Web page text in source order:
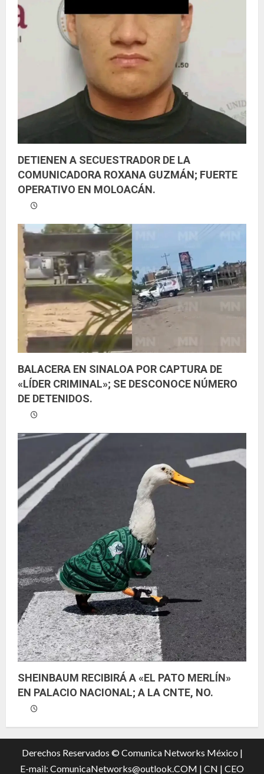
DETIENEN A SECUESTRADOR DE LA
COMUNICADORA ROXANA GUZMÁN; FUERTE
OPERATIVO EN MOLOACÁN.
BALACERA EN SINALOA POR CAPTURA DE
«LÍDER CRIMINAL»; SE DESCONOCE NÚMERO
DE DETENIDOS.
SHEINBAUM RECIBIRÁ A «EL PATO MERLÍN»
EN PALACIO NACIONAL; A LA CNTE, NO.
Derechos Reservados © Comunica Networks México |
E-mail: ComunicaNetworks@outlook.COM | CN | CEO